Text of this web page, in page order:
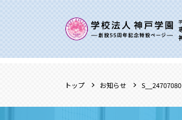
トップ お知らせ S__24707080